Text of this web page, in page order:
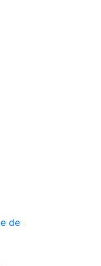
de